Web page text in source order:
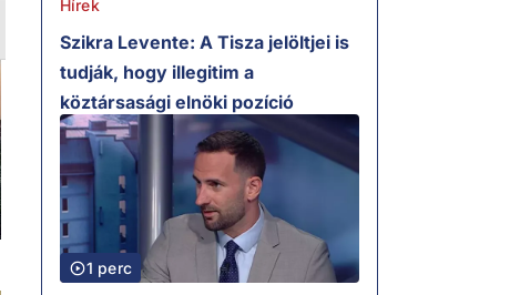
Hírek
Szikra Levente: A Tisza jelöltjei is
tudják, hogy illegitim a
köztársasági elnöki pozíció
1 perc